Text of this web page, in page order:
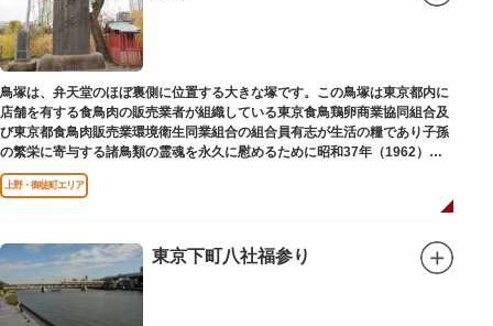
鳥塚は、弁天堂のほぼ裏側に位置する大きな塚です。この鳥塚は東京都内に
店舗を有する食鳥肉の販売業者が組織している東京食鳥鶏卵商業協同組合及
び東京都食鳥肉販売業環境衛生同業組合の組合員有志が生活の糧であり子孫
の繁栄に寄与する諸鳥類の霊魂を永久に慰めるために昭和37年（1962）に
建立されました。
上野・御徒町エリア
東京下町八社福参り